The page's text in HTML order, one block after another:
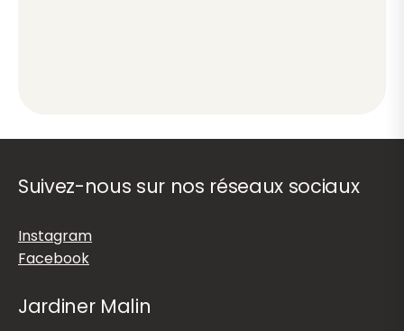
Suivez-nous sur nos réseaux sociaux
Instagram
Facebook
Jardiner Malin